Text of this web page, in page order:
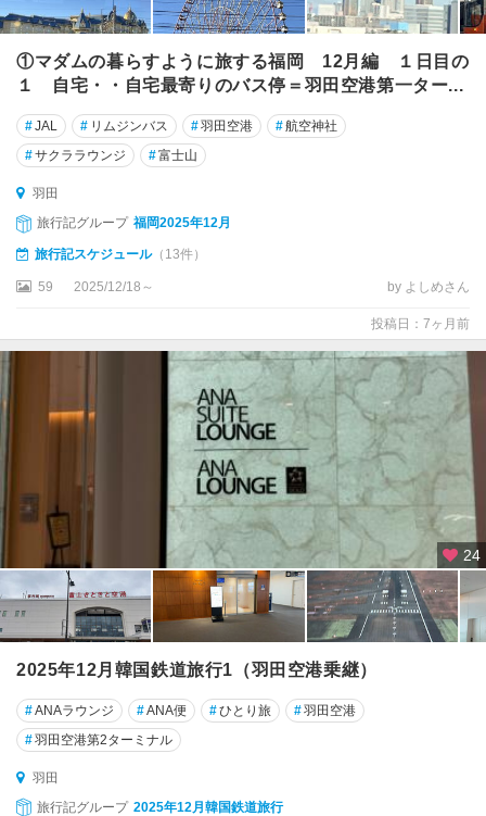
・
町
田
立
川
奥
多
摩
・
青
あ
諸
笠
諸
島
①マダムの暮らすように旅する福岡 12月編 １日目の
１ 自宅・・自宅最寄りのバス停＝羽田空港第一ター...
#JAL # リムジンバス #羽田空港 #航空神社
#サクララウンジ #富士山
羽田
旅行記グループ 福岡2025年12月
旅行記スケジュール（13件）
59 2025/12/18～ by よしめさん
投稿日：7ヶ月前
24
2025年12月韓国鉄道旅行1（羽田空港乗継）
#ANAラウンジ #ANA便 #ひとり旅 #羽田空港
#羽田空港第2ターミナル
羽田
旅行記グループ 2025年12月韓国鉄道旅行